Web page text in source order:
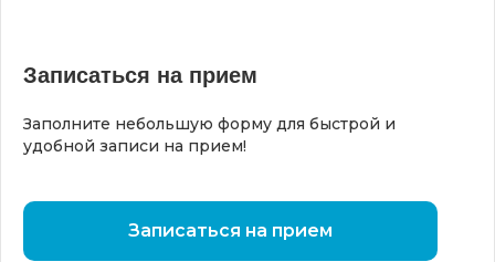
Записаться на прием
Заполните небольшую форму для быстрой и
удобной записи на прием!
Записаться на прием